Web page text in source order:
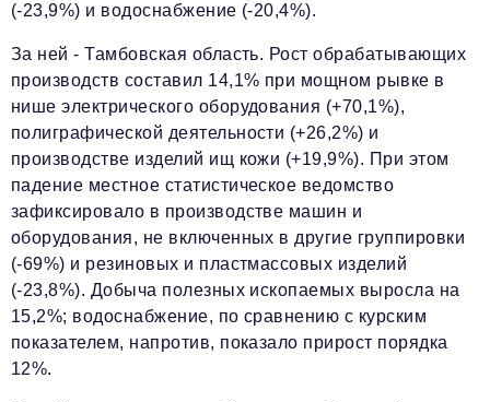
(-23,9%) и водоснабжение (-20,4%).
За ней - Тамбовская область. Рост обрабатывающих
производств составил 14,1% при мощном рывке в
нише электрического оборудования (+70,1%),
полиграфической деятельности (+26,2%) и
производстве изделий ищ кожи (+19,9%). При этом
падение местное статистическое ведомство
зафиксировало в производстве машин и
оборудования, не включенных в другие группировки
(-69%) и резиновых и пластмассовых изделий
(-23,8%). Добыча полезных ископаемых выросла на
15,2%; водоснабжение, по сравнению с курским
показателем, напротив, показало прирост порядка
12%.